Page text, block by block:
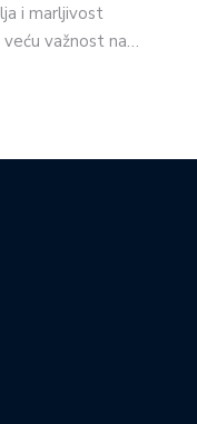
i marljivost
veću važnost na…